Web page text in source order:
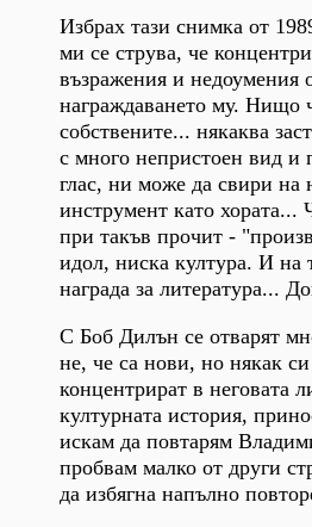
Избрах тази снимка от
ми се струва, че
възражения и недоумения
награждаването му. Нищо
собствените... някаква
с много непристоен вид
глас, ни може да свири на
инструмент като хората...
при такъв прочит -
идол, ниска култура. И на
награда за литература...
С Боб Дилън се отварят
не, че са нови, но някак
концентрират в неговата
културната история,
искам да повтарям
пробвам малко от други
да избягна напълно